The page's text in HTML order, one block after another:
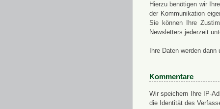
Hierzu benötigen wir
der Kommunikation
Sie können Ihre
Newsletters jederzeit
Ihre Daten werden
Kommentare
Wir speichern Ihre IP-
die Identität des